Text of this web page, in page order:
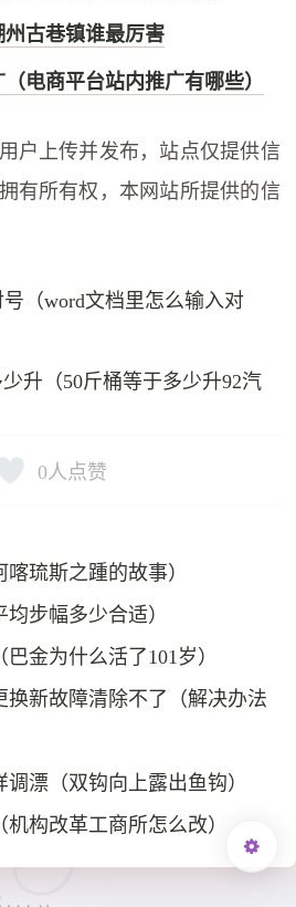
古巷镇谁最厉害
电商平台站内推广有哪些）
户上传并发布，站点仅提供信
有所有权，本网站所提供的信
（word文档里怎么输入对
升（50斤桶等于多少升92汽
0人点赞
琉斯之踵的故事）
步幅多少合适）
金为什么活了101岁）
换新故障清除不了（解决办法
漂（双钩向上露出鱼钩）
构改革工商所怎么改）